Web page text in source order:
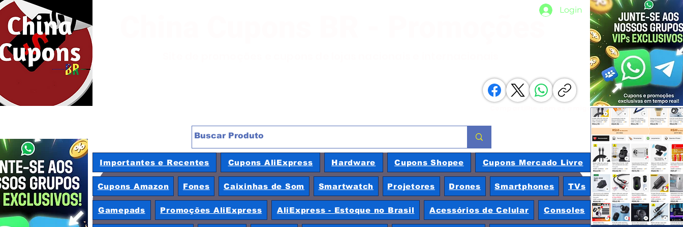
Login
China Cupons BR - Promoções
Compartilhe com os amigos
Importantes e Recentes Cupons AliExpress Hardware Cupons Shopee Cupons Mercado Livre
Cupons Amazon Fones Caixinhas de Som Smartwatch Projetores Drones Smartphones TVs
Gamepads Promoções AliExpress AliExpress - Estoque no Brasil Acessórios de Celular Consoles